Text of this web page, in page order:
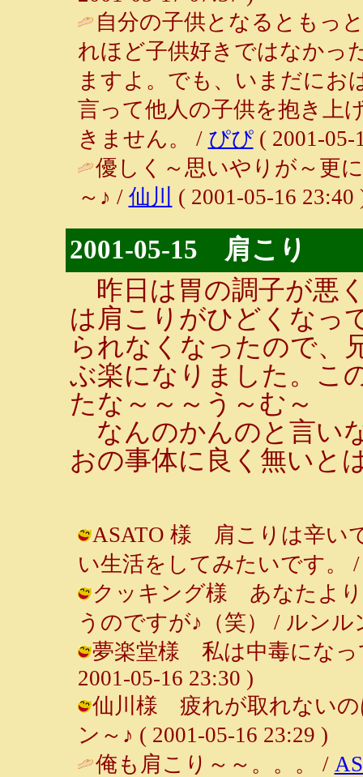
自分の子供となるともっ
れほど子供好きではなかっ
ますよ。でも、いまだにお
言って他人の子供を抱き上
きません。 / ぴぴ( 2001-05-
優しく～思いやりが～更
～♪ / 仙川 ( 2001-05-16 23:40
2001-05-15 肩こり
昨日は胃の調子が悪
は肩こりがひどくなっ
られなくなったので、
ぶ楽になりました。こ
たな～～～う～む～
なんのかんのと言い
おの事体に良く無いと
ASATO 様 肩こりは辛い
い生活をしてみたいです。
クッキング様 あなたより
うのですが♪（笑） / ルンル
夢楽堂様 私は中毒になっ
2001-05-16 23:30 )
仙川様 疲れが取れない
ン～♪ ( 2001-05-16 23:29 )
俺も肩こり～～。。。 /